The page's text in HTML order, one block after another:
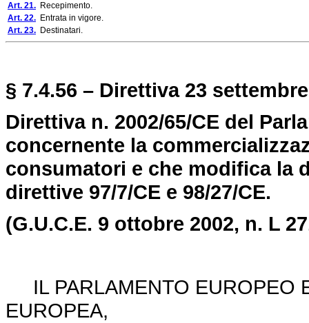
Art. 21. Recepimento.
Art. 22. Entrata in vigore.
Art. 23. Destinatari.
§ 7.4.56 – Direttiva 23
Direttiva n. 2002/65/CE del
concernente la
consumatori e che modifica la
direttive 97/7/CE e 98/27/CE.
(G.U.C.E. 9 ottobre 2002, n. L
IL PARLAMENTO EUROPEO
EUROPEA,